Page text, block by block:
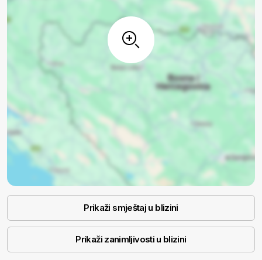
Prikaži smještaj u blizini
Prikaži zanimljivosti u blizini